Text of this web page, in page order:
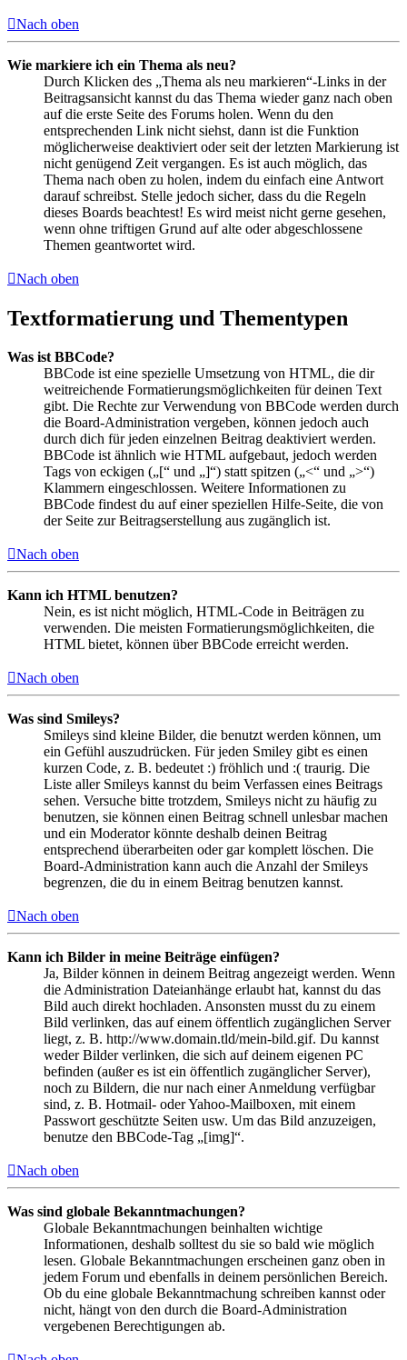
Nach oben
Wie markiere ich ein Thema als neu?
Durch Klicken des „Thema als neu markieren“-Links in der
Beitragsansicht kannst du das Thema wieder ganz nach oben
auf die erste Seite des Forums holen. Wenn du den
entsprechenden Link nicht siehst, dann ist die Funktion
möglicherweise deaktiviert oder seit der letzten Markierung ist
nicht genügend Zeit vergangen. Es ist auch möglich, das
Thema nach oben zu holen, indem du einfach eine Antwort
darauf schreibst. Stelle jedoch sicher, dass du die Regeln
dieses Boards beachtest! Es wird meist nicht gerne gesehen,
wenn ohne triftigen Grund auf alte oder abgeschlossene
Themen geantwortet wird.
Nach oben
Textformatierung und Thementypen
Was ist BBCode?
BBCode ist eine spezielle Umsetzung von HTML, die dir
weitreichende Formatierungsmöglichkeiten für deinen Text
gibt. Die Rechte zur Verwendung von BBCode werden durch
die Board-Administration vergeben, können jedoch auch
durch dich für jeden einzelnen Beitrag deaktiviert werden.
BBCode ist ähnlich wie HTML aufgebaut, jedoch werden
Tags von eckigen („[“ und „]“) statt spitzen („<“ und „>“)
Klammern eingeschlossen. Weitere Informationen zu
BBCode findest du auf einer speziellen Hilfe-Seite, die von
der Seite zur Beitragserstellung aus zugänglich ist.
Nach oben
Kann ich HTML benutzen?
Nein, es ist nicht möglich, HTML-Code in Beiträgen zu
verwenden. Die meisten Formatierungsmöglichkeiten, die
HTML bietet, können über BBCode erreicht werden.
Nach oben
Was sind Smileys?
Smileys sind kleine Bilder, die benutzt werden können, um
ein Gefühl auszudrücken. Für jeden Smiley gibt es einen
kurzen Code, z. B. bedeutet :) fröhlich und :( traurig. Die
Liste aller Smileys kannst du beim Verfassen eines Beitrags
sehen. Versuche bitte trotzdem, Smileys nicht zu häufig zu
benutzen, sie können einen Beitrag schnell unlesbar machen
und ein Moderator könnte deshalb deinen Beitrag
entsprechend überarbeiten oder gar komplett löschen. Die
Board-Administration kann auch die Anzahl der Smileys
begrenzen, die du in einem Beitrag benutzen kannst.
Nach oben
Kann ich Bilder in meine Beiträge einfügen?
Ja, Bilder können in deinem Beitrag angezeigt werden. Wenn
die Administration Dateianhänge erlaubt hat, kannst du das
Bild auch direkt hochladen. Ansonsten musst du zu einem
Bild verlinken, das auf einem öffentlich zugänglichen Server
liegt, z. B. http://www.domain.tld/mein-bild.gif. Du kannst
weder Bilder verlinken, die sich auf deinem eigenen PC
befinden (außer es ist ein öffentlich zugänglicher Server),
noch zu Bildern, die nur nach einer Anmeldung verfügbar
sind, z. B. Hotmail- oder Yahoo-Mailboxen, mit einem
Passwort geschützte Seiten usw. Um das Bild anzuzeigen,
benutze den BBCode-Tag „[img]“.
Nach oben
Was sind globale Bekanntmachungen?
Globale Bekanntmachungen beinhalten wichtige
Informationen, deshalb solltest du sie so bald wie möglich
lesen. Globale Bekanntmachungen erscheinen ganz oben in
jedem Forum und ebenfalls in deinem persönlichen Bereich.
Ob du eine globale Bekanntmachung schreiben kannst oder
nicht, hängt von den durch die Board-Administration
vergebenen Berechtigungen ab.